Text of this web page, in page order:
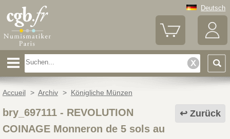
Deutsch
Accueil > Archiv > Königliche Münzen
Zurück
bry_697111- REVOLUTION
COINAGE Monneron de 5 sols au